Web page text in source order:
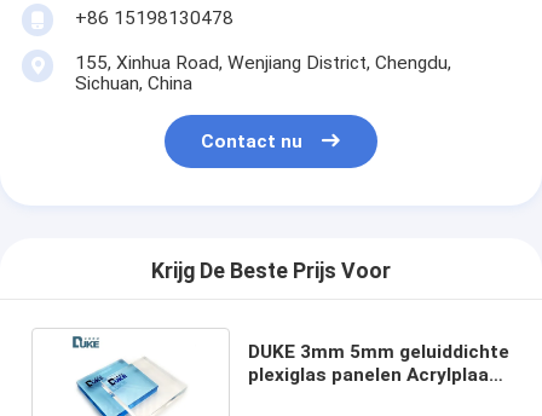
+86 15198130478
155, Xinhua Road, Wenjiang District, Chengdu,
Sichuan, China
Contact nu
Krijg De Beste Prijs Voor
DUKE 3mm 5mm geluiddichte
plexiglas panelen Acrylplaat